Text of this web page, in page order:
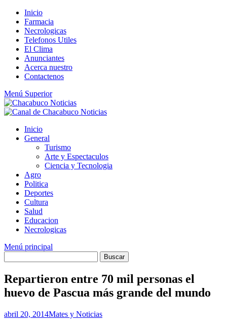
Saltar
contenido
Inicio
Farmacia
Necrologicas
Telefonos Utiles
El Clima
Anunciantes
Acerca nuestro
Contactenos
Menú Superior
Inicio
General
Turismo
Arte y Espectaculos
Ciencia y Tecnologia
Agro
Politica
Deportes
Cultura
Salud
Educacion
Necrologicas
Menú principal
Repartieron entre 70 mil personas el
huevo de Pascua más grande del mundo
abril 20, 2014Mates y Noticias